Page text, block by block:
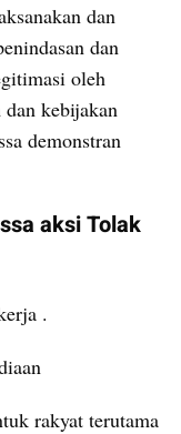
dan
dan
oleh
kebijakan
demonstran
aksi Tolak
.
rakyat terutama